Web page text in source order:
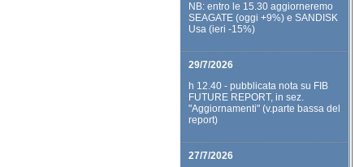
NB: entro le 15.30 aggiorneremo
SEAGATE (oggi +9%) e SANDISK
Usa (ieri -15%)
29/7/2026
h 12.40 - pubblicata nota su FIB
FUTURE REPORT, in sez.
"Aggiornamenti" (v.parte bassa del
report)
27/7/2026